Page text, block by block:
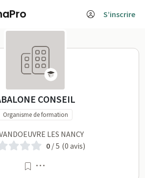
S’inscrire
CONSEIL sur
CONSEIL
Organisme de formation
LES NANCY
0/ 5 (0 avis)